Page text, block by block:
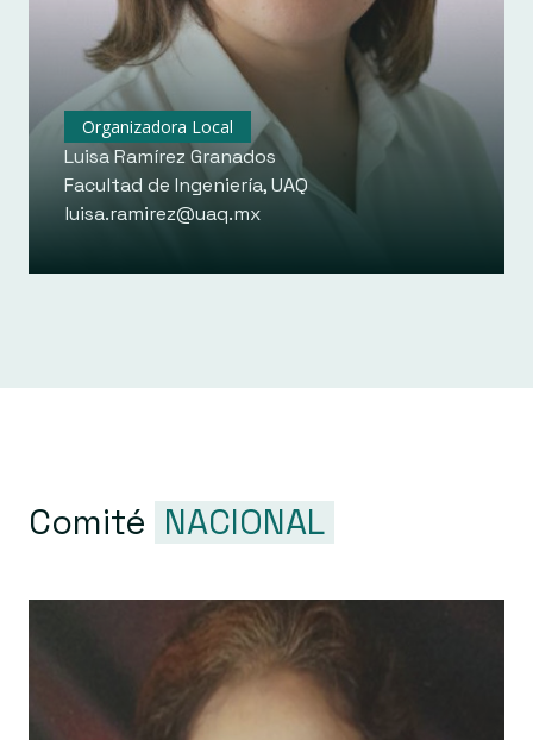
Organizadora Local
Luisa Ramírez Granados
Facultad de Ingeniería, UAQ
luisa.ramirez@uaq.mx
Comité NACIONAL